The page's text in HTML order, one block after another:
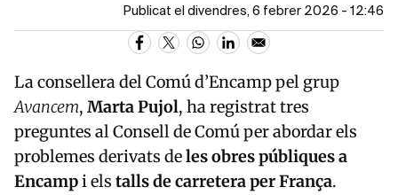
Publicat el divendres, 6 febrer 2026 - 12:46
La consellera del Comú d’Encamp pel grup
Avancem, Marta Pujol, ha registrat tres
preguntes al Consell de Comú per abordar els
problemes derivats deles obres públiques a
Encampi els talls de carretera per França.